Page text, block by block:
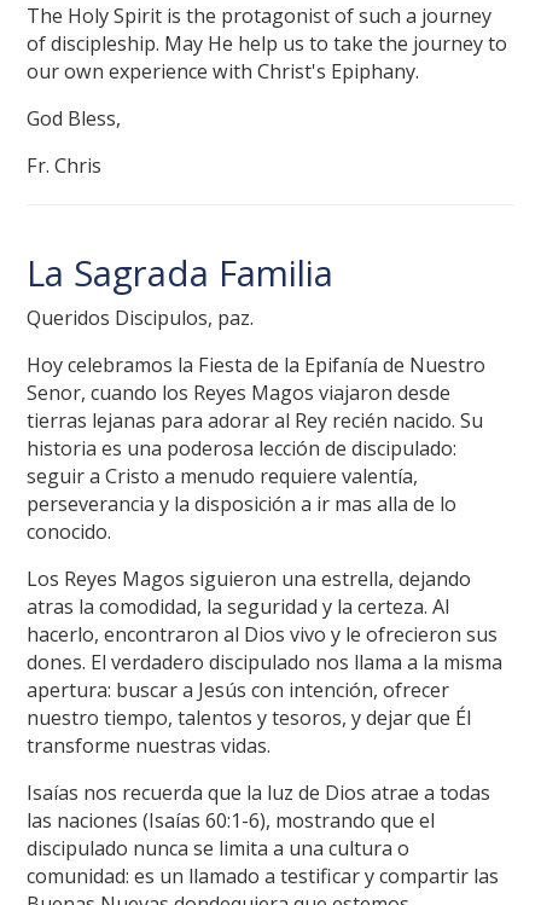
The Holy Spirit is the protagonist of such a journey
of discipleship. May He help us to take the journey to
our own experience with Christ's Epiphany.
God Bless,
Fr. Chris
La Sagrada Familia
Queridos Discipulos, paz.
Hoy celebramos la Fiesta de la Epifanía de Nuestro
Senor, cuando los Reyes Magos viajaron desde
tierras lejanas para adorar al Rey recién nacido. Su
historia es una poderosa lección de discipulado:
seguir a Cristo a menudo requiere valentía,
perseverancia y la disposición a ir mas alla de lo
conocido.
Los Reyes Magos siguieron una estrella, dejando
atras la comodidad, la seguridad y la certeza. Al
hacerlo, encontraron al Dios vivo y le ofrecieron sus
dones. El verdadero discipulado nos llama a la misma
apertura: buscar a Jesús con intención, ofrecer
nuestro tiempo, talentos y tesoros, y dejar que Él
transforme nuestras vidas.
Isaías nos recuerda que la luz de Dios atrae a todas
las naciones (Isaías 60:1-6), mostrando que el
discipulado nunca se limita a una cultura o
comunidad: es un llamado a testificar y compartir las